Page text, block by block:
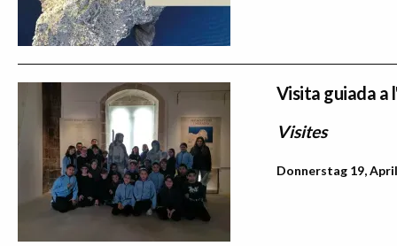
Visita guiada a
Visites
Donnerstag 19,